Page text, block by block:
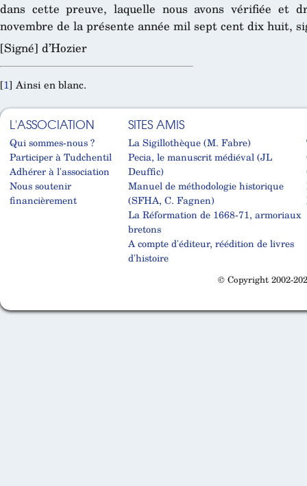
dans cette preuve, laquelle nous avons vérifiée et
novembre de la présente année mil sept cent dix huit,
[Signé] d’Hozier
[1] Ainsi en blanc.
L'ASSOCIATION
Qui sommes-nous ?
Participer à Tudchentil
Adhérer à l'association
Nous soutenir
financièrement
SITES AMIS
La Sigillothèque (M. Fabre)
Pecia, le manuscrit médiéval (JL
Deuffic)
Manuel de méthodologie historique
(SFHA, C. Fagnen)
La Réformation de 1668-71, armoriaux
bretons
A compte d'éditeur, réédition de livres
d'histoire
© Copyright 2002-